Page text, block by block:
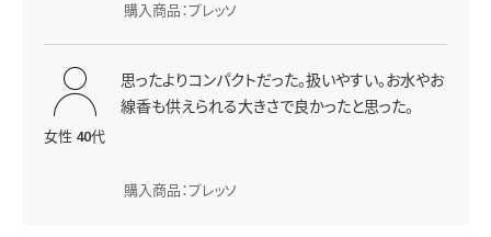
購入商品：プレッソ
女性 40代
思ったよりコンパクトだった。扱いやすい。お水やお
線香も供えられる大きさで良かったと思った。
購入商品：プレッソ